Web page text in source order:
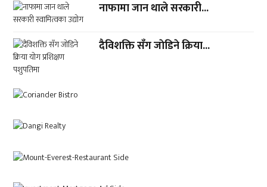
नाफामा जान थाले सरकारी...
दैविशक्ति सँग जाेडिने क्रिया...